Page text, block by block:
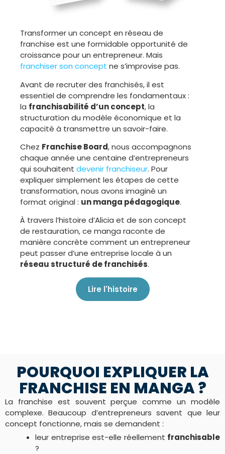
Transformer un concept en réseau de
franchise est une formidable opportunité de
croissance pour un entrepreneur. Mais
franchiser son concept ne s’improvise pas.
Avant de recruter des franchisés, il est
essentiel de comprendre les fondamentaux :
la franchisabilité d’un concept, la
structuration du modèle économique et la
capacité à transmettre un savoir-faire.
Chez Franchise Board, nous accompagnons
chaque année une centaine d’entrepreneurs
qui souhaitent devenir franchiseur. Pour
expliquer simplement les étapes de cette
transformation, nous avons imaginé un
format original : un manga pédagogique.
À travers l’histoire d’Alicia et de son concept
de restauration, ce manga raconte de
manière concrète comment un entrepreneur
peut passer d’une entreprise locale à un
réseau structuré de franchisés.
Lire l'histoire
POURQUOI EXPLIQUER LA
FRANCHISE EN MANGA ?
La franchise est souvent perçue comme un modèle
complexe. Beaucoup d’entrepreneurs savent que leur
concept fonctionne, mais se demandent :
leur entreprise est-elle réellement franchisable
?